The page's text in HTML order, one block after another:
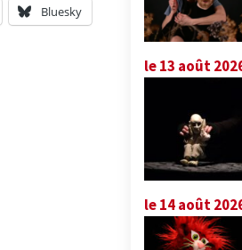
Bluesky
le 13 août
le 14 août